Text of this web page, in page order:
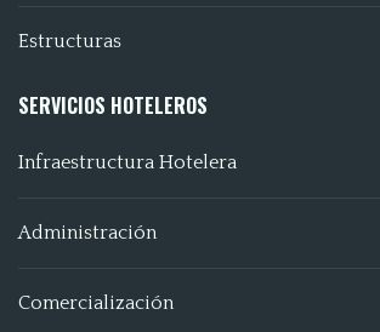
Estructuras
SERVICIOS HOTELEROS
Infraestructura Hotelera
Administración
Comercialización